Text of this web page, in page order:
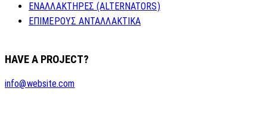
ΕΝΑΛΛΑΚΤΗΡΕΣ (ALTERNATORS)
ΕΠΙΜΕΡΟΥΣ ΑΝΤΑΛΛΑΚΤΙΚΑ
HAVE A PROJECT?
info@website.com